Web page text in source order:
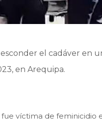
el cadáver en
en Arequipa.
víctima de feminicidio